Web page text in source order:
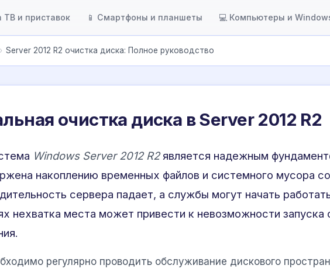
ТВ и приставок 📱 Смартфоны и планшеты 💻 Компьютеры и
› Server 2012 R2 очистка диска: Полное руководство
очистка диска в Server 2012 R2
Windows Server 2012 R2является надежным
накоплению временных файлов и системного мусора
сервера падает, а службы могут начать
нехватка места может привести к невозможности
регулярно проводить обслуживание дискового